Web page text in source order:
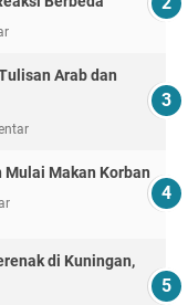
Arab dan
Makan Korban
di Kuningan,